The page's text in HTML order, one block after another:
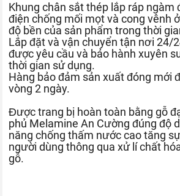
Khung chân sắt thép lắp ráp ngàm
điện chống mối mọt và cong vênh
độ bền của sản phẩm trong thời
Lắp đặt và vận chuyển tận nơi 24/
được yêu cầu và bảo hành xuyên
thời gian sử dụng.
Hàng bảo đảm sản xuất đóng mới
vòng 2 ngày.
Được trang bị hoàn toàn bằng gỗ
phủ Melamine An Cường đúng độ
năng chống thấm nước cao tăng
người dùng thông qua xử lí chất
gỗ.